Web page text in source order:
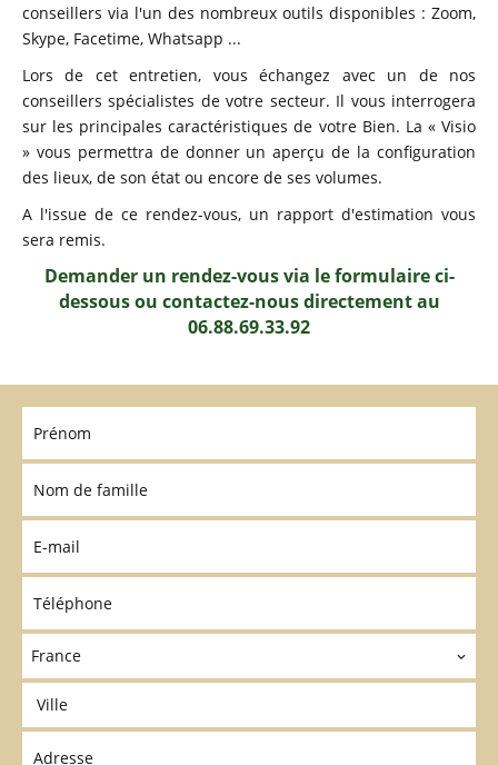
conseillers via l'un des nombreux outils disponibles : Zoom,
Skype, Facetime, Whatsapp ...
Lors de cet entretien, vous échangez avec un de nos
conseillers spécialistes de votre secteur. Il vous interrogera
sur les principales caractéristiques de votre Bien. La « Visio
» vous permettra de donner un aperçu de la configuration
des lieux, de son état ou encore de ses volumes.
A l'issue de ce rendez-vous, un rapport d'estimation vous
sera remis.
Demander un rendez-vous via le formulaire ci-
dessous ou contactez-nous directement au
06.88.69.33.92
France
Ville